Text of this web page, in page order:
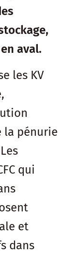
aval.
les KV
la pénurie
qui
et
dans